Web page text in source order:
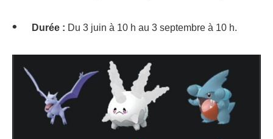
Durée : Du 3 juin à 10 h au 3 septembre à 10 h.